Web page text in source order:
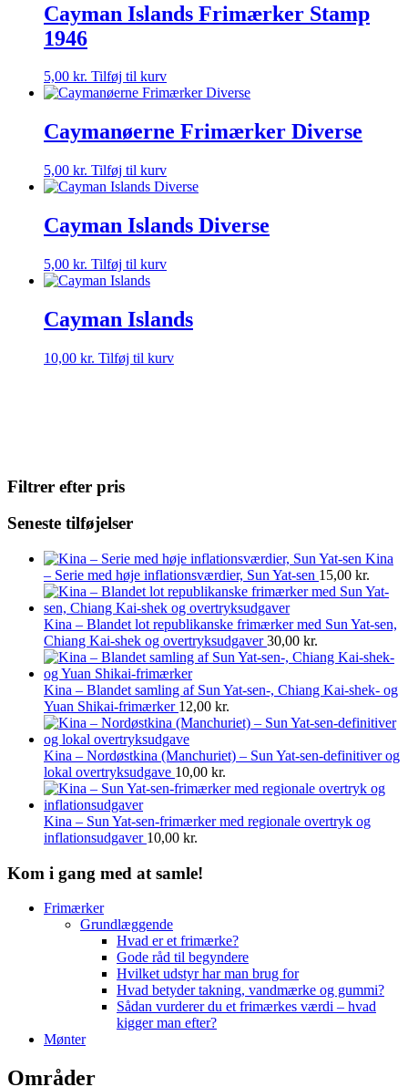
Cayman Islands Frimærker Stamp
1946
5,00 kr. Tilføj til kurv
Caymanøerne Frimærker Diverse
5,00 kr. Tilføj til kurv
Cayman Islands Diverse
5,00 kr. Tilføj til kurv
Cayman Islands
10,00 kr. Tilføj til kurv
Filtrer efter pris
Seneste tilføjelser
Kina
– Serie med høje inflationsværdier, Sun Yat-sen 15,00 kr.
Kina – Blandet lot republikanske frimærker med Sun Yat-sen,
Chiang Kai-shek og overtryksudgaver 30,00 kr.
Kina – Blandet samling af Sun Yat-sen-, Chiang Kai-shek- og
Yuan Shikai-frimærker 12,00 kr.
Kina – Nordøstkina (Manchuriet) – Sun Yat-sen-definitiver og
lokal overtryksudgave 10,00 kr.
Kina – Sun Yat-sen-frimærker med regionale overtryk og
inflationsudgaver 10,00 kr.
Kom i gang med at samle!
Frimærker
Grundlæggende
Hvad er et frimærke?
Gode råd til begyndere
Hvilket udstyr har man brug for
Hvad betyder takning, vandmærke og gummi?
Sådan vurderer du et frimærkes værdi – hvad
kigger man efter?
Mønter
Områder